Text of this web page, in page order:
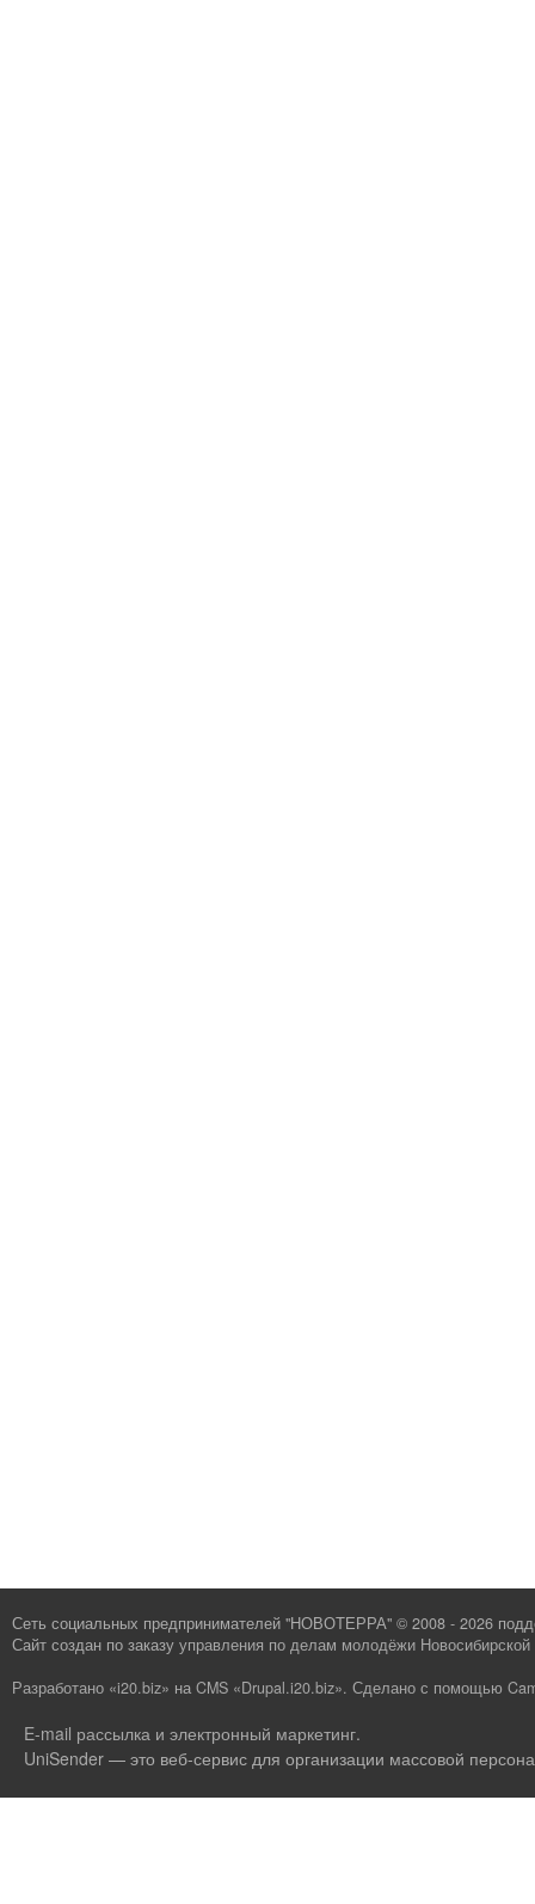
Сеть социальных предпринимателей "НОВОТЕРРА" © 2008 - 2026
Сайт создан по заказу управления по делам молодёжи Новосибирской
Разработано «i20.biz» на CMS «Drupal.i20.biz». Сделано с помощью
E-mail рассылка и электронный маркетинг.
UniSender — это веб-сервис для организации массовой